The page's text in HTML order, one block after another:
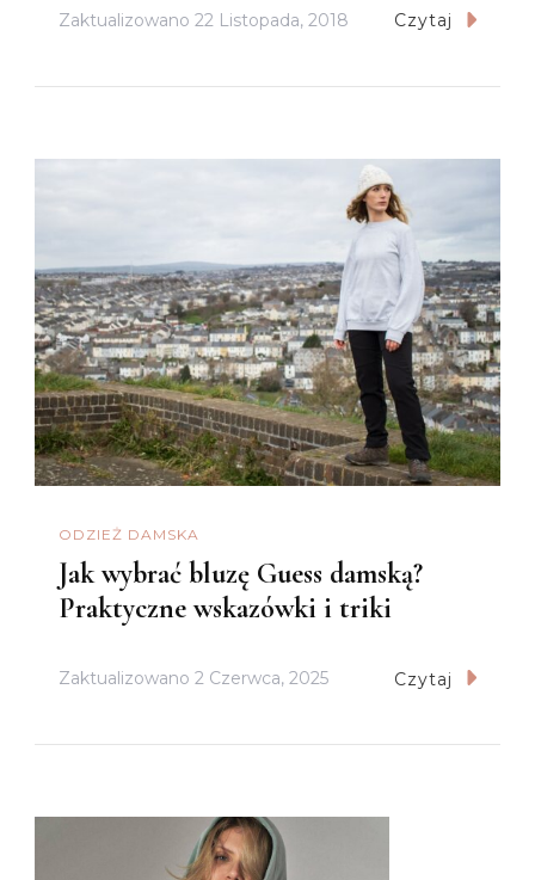
Zaktualizowano 22 Listopada, 2018 Czytaj
ODZIEŻ DAMSKA
Jak wybrać bluzę Guess damską?
Praktyczne wskazówki i triki
Zaktualizowano 2 Czerwca, 2025 Czytaj